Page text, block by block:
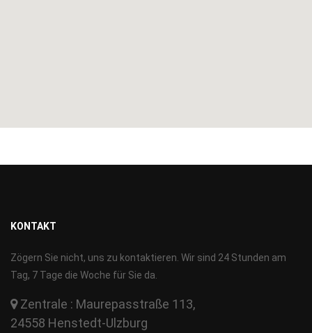
KONTAKT
Zögern Sie nicht, uns zu kontaktieren. Wir sind 24 Stunden am
Tag, 7 Tage die Woche für Sie da.
Zentrale : Maurepasstraße 113,
24558 Henstedt-Ulzburg